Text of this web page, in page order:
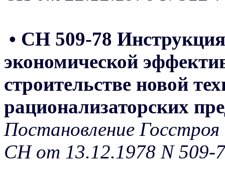
• СН 509-78
экономической
строительстве новой
рационализаторских
Постановление
СН от 13.12.1978 N 509-